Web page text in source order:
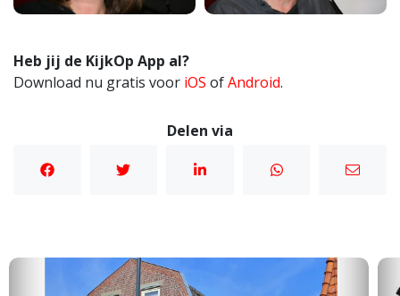
Heb jij de KijkOp App al?
Download nu gratis voor iOS ofAndroid.
Delen via